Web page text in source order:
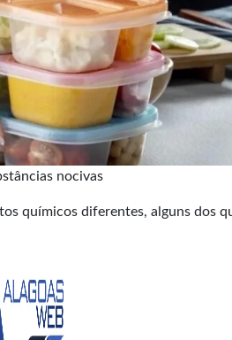
nocivas
químicos diferentes, alguns dos